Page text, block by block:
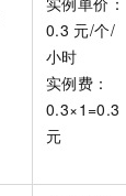
0.3 元/个/
小时
实例费：
0.3×1=0.3
元